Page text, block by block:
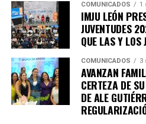
COMUNICADOS 1
IMJU LEÓN
JUVENTUDES
QUE LAS Y LOS
COMUNICADOS 3
AVANZAN
CERTEZA DE
DE ALE